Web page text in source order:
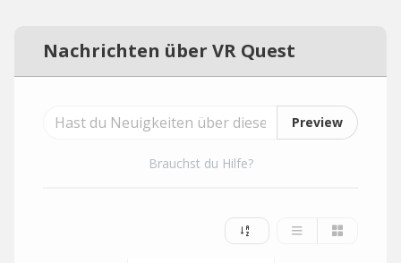
Nachrichten über VR Quest
Preview
Brauchst du Hilfe?